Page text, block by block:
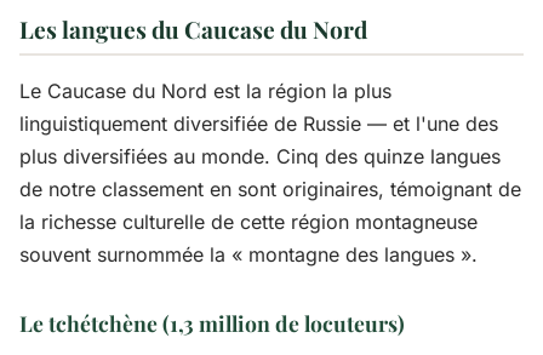
Les langues du Caucase du Nord
Le Caucase du Nord est la région la plus
linguistiquement diversifiée de Russie — et l'une des
plus diversifiées au monde. Cinq des quinze langues
de notre classement en sont originaires, témoignant de
la richesse culturelle de cette région montagneuse
souvent surnommée la « montagne des langues ».
Le tchétchène (1,3 million de locuteurs)